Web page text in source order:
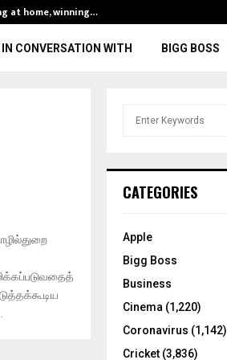
at home, winning…
IN CONVERSATION WITH BIGG BOSS
h
o
:
CATEGORIES
Apple
Bigg Boss
Business
Cinema (1,220)
Coronavirus (1,142)
Cricket (3,836)